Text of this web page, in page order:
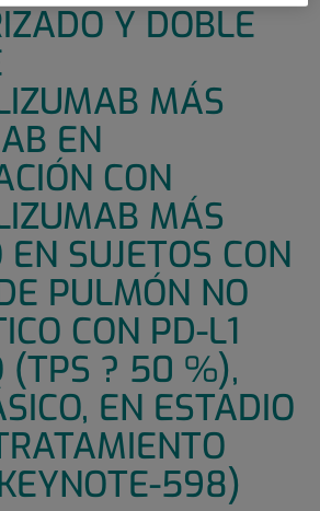
Y DOBLE
MÁS
EN
CON
MÁS
SUJETOS CON
PULMÓN NO
CON PD-L1
(TPS ? 50 %),
EN ESTADIO
598)